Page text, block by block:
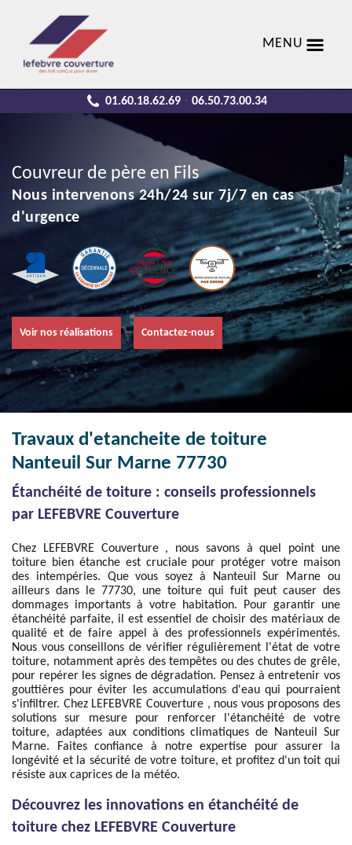
MENU
01.60.18.62.69 - 06.50.73.00.34
Couvreur de père en Fils
Nous intervenons 24h/24 sur 7j/7 en cas
d'urgence
Voir nos réalisations Contactez-nous
Travaux d'etancheite de toiture
Nanteuil Sur Marne 77730
Étanchéité de toiture : conseils professionnels
par LEFEBVRE Couverture
Chez LEFEBVRE Couverture , nous savons à quel point une
toiture bien étanche est cruciale pour protéger votre maison
des intempéries. Que vous soyez à Nanteuil Sur Marne ou
ailleurs dans le 77730, une toiture qui fuit peut causer des
dommages importants à votre habitation. Pour garantir une
étanchéité parfaite, il est essentiel de choisir des matériaux de
qualité et de faire appel à des professionnels expérimentés.
Nous vous conseillons de vérifier régulièrement l'état de votre
toiture, notamment après des tempêtes ou des chutes de grêle,
pour repérer les signes de dégradation. Pensez à entretenir vos
gouttières pour éviter les accumulations d'eau qui pourraient
s'infiltrer. Chez LEFEBVRE Couverture , nous vous proposons des
solutions sur mesure pour renforcer l'étanchéité de votre
toiture, adaptées aux conditions climatiques de Nanteuil Sur
Marne. Faites confiance à notre expertise pour assurer la
longévité et la sécurité de votre toiture, et profitez d'un toit qui
résiste aux caprices de la météo.
Découvrez les innovations en étanchéité de
toiture chez LEFEBVRE Couverture